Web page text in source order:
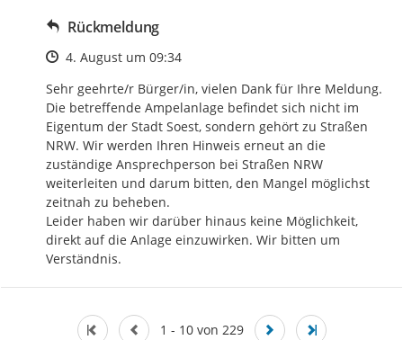
Rückmeldung
Zeitpunkt des Erstellens
4. August um 09:34
Sehr geehrte/r Bürger/in, vielen Dank für Ihre Meldung.
Die betreffende Ampelanlage befindet sich nicht im
Eigentum der Stadt Soest, sondern gehört zu Straßen
NRW. Wir werden Ihren Hinweis erneut an die
zuständige Ansprechperson bei Straßen NRW
weiterleiten und darum bitten, den Mangel möglichst
zeitnah zu beheben.
Leider haben wir darüber hinaus keine Möglichkeit,
direkt auf die Anlage einzuwirken. Wir bitten um
Verständnis.
1 - 10 von 229